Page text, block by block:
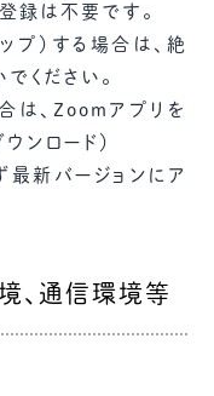
録は不要です。
プ）する場合は、絶
ください。
は、Zoomアプリを
ンロード）
新バージョンにア
、通信環境等